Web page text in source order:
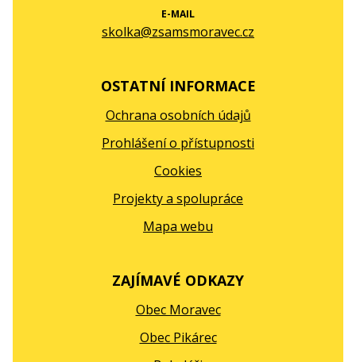
E-MAIL
skolka@zsamsmoravec.cz
OSTATNÍ INFORMACE
Ochrana osobních údajů
Prohlášení o přístupnosti
Cookies
Projekty a spolupráce
Mapa webu
ZAJÍMAVÉ ODKAZY
Obec Moravec
Obec Pikárec